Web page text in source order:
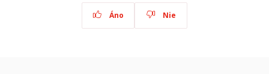
Áno Nie